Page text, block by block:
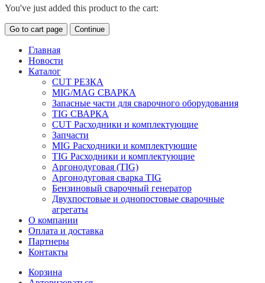
You've just added this product to the cart:
Go to cart page Continue
Главная
Новости
Каталог
CUT РЕЗКА
MIG/MAG СВАРКА
Запасные части для сварочного оборудования
TIG СВАРКА
CUT Расходники и комплектующие
Запчасти
MIG Расходники и комплектующие
TIG Расходники и комплектующие
Аргонодуговая (TIG)
Аргонодуговая сварка TIG
Бензиновый сварочный генератор
Двухпостовые и однопостовые сварочные
агрегаты
О компании
Оплата и доставка
Партнеры
Контакты
Корзина